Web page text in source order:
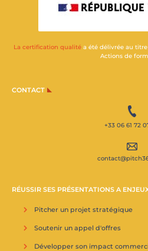
La certification qualitéa été délivrée au titre
Actions de
CONTACT
+33 06 61 72
RÉUSSIR SES PRÉSENTATIONS A
Pitcher un projet stratégique
Soutenir un appel d'offres
Développer son impact